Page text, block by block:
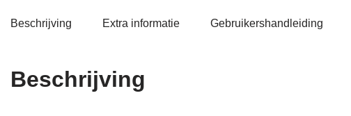
Beschrijving Extra informatie Gebruikershandleiding
Beschrijving